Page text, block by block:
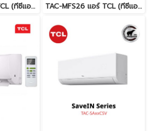
TAC-MFS10 แอร์ TCL (ทีซีแอล) Miracle Series Fixed Speed R32 9,000 BTU. พร้อมบริการติดตั้ง TAC-MFS26 แอร์ TCL (ทีซีแอล) Miracle Series Fixed Speed R32 24,000 BTU. พร้อมบริการติดตั้ง